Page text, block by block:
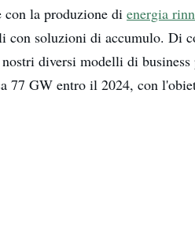
con la produzione dienergia
soluzioni di accumulo. Di
diversi modelli di business
77 GW entro il 2024, con